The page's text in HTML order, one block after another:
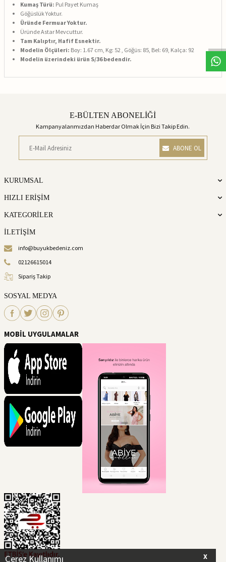
X
Çerez Kullanımı
Kumaş Türü: Pul Payet Kumaş
Göğüslük Yoktur.
Üründe Fermuar Yoktur.
Üründe Astar Mevcuttur.
Tam Kalıptır, Hafif Esnektir.
Modelin Ölçüleri: Boy: 1.67 cm, Kg: 52 , Göğüs: 85, Bel: 69, Kalça: 92
Modelin üzerindeki ürün S/36 bedendir.
E-BÜLTEN ABONELİĞİ
Kampanyalarımızdan Haberdar Olmak İçin Bizi Takip Edin.
ABONE OL
KURUMSAL
HIZLI ERİŞİM
KATEGORİLER
İLETİŞİM
info@buyukbedeniz.com
02126615014
Sipariş Takip
SOSYAL MEDYA
MOBİL UYGULAMALAR